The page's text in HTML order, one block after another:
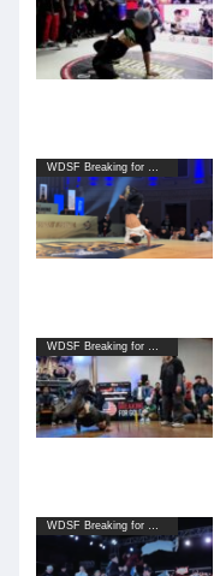
WDSF Breaking for Gold